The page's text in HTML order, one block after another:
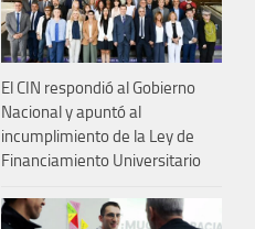
El CIN respondió al Gobierno
Nacional y apuntó al
incumplimiento de la Ley de
Financiamiento Universitario